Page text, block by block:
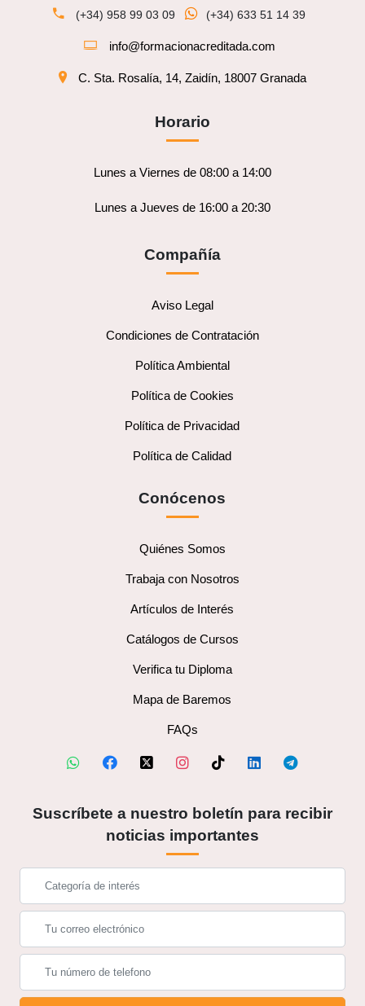
(+34) 958 99 03 09 (+34) 633 51 14 39
info@formacionacreditada.com
C. Sta. Rosalía, 14, Zaidín, 18007 Granada
Horario
Lunes a Viernes de 08:00 a 14:00
Lunes a Jueves de 16:00 a 20:30
Compañía
Aviso Legal
Condiciones de Contratación
Política Ambiental
Política de Cookies
Política de Privacidad
Política de Calidad
Conócenos
Quiénes Somos
Trabaja con Nosotros
Artículos de Interés
Catálogos de Cursos
Verifica tu Diploma
Mapa de Baremos
FAQs
Suscríbete a nuestro boletín para recibir
noticias importantes